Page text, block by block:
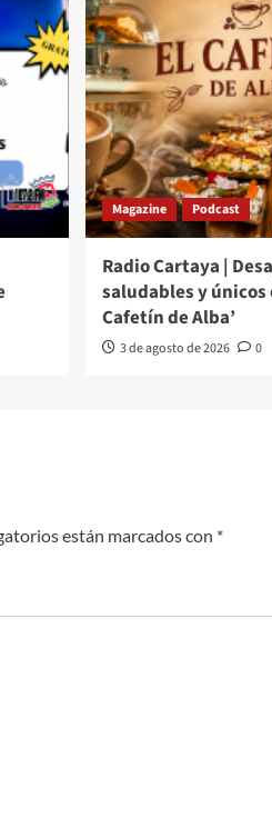
Magazine Podcast
Radio Cartaya |
saludables y únicos
Cafetín de Alba’
3 de agosto de 2026 0
están marcados con *